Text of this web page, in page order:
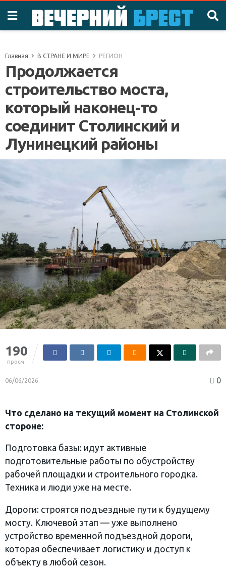
Главная В СТРАНЕ И МИРЕ РЕГИОН
Продолжается
строительство моста,
который наконец-то
соединит Столинский и
Лунинецкий районы
190
просм.
06/06/2026 0
Что сделано на текущий момент на Столинской
стороне:
Подготовка базы: идут активные
подготовительные работы по обустройству
рабочей площадки и строительного городка.
Техника и люди уже на месте.
Дороги: строятся подъездные пути к будущему
мосту. Ключевой этап — уже выполнено
устройство временной подъездной дороги,
которая обеспечивает логистику и доступ к
объекту в любой сезон.